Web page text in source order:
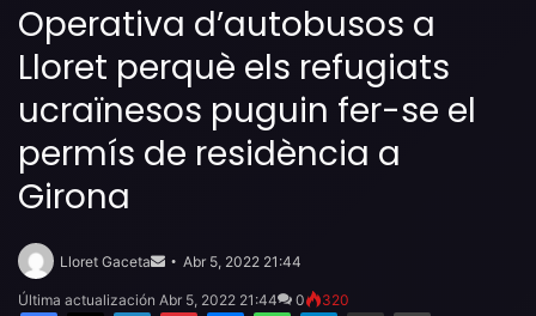
Operativa d’autobusos a
Lloret perquè els refugiats
ucraïnesos puguin fer-se el
permís de residència a
Girona
Lloret Gaceta
email
Abr 5, 2022 21:44
Última actualización Abr 5, 2022 21:44 0 320
Facebook
X LinkedInPinterestMessengerWhatsAppTelegramCompartir por email Imprimir